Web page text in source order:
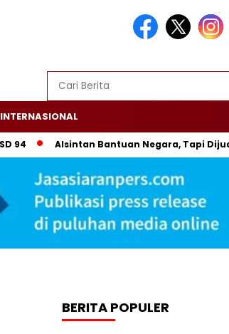
INTERNASIONAL
Alsintan Bantuan Negara, Tapi Dijual?
BERITA POPULER